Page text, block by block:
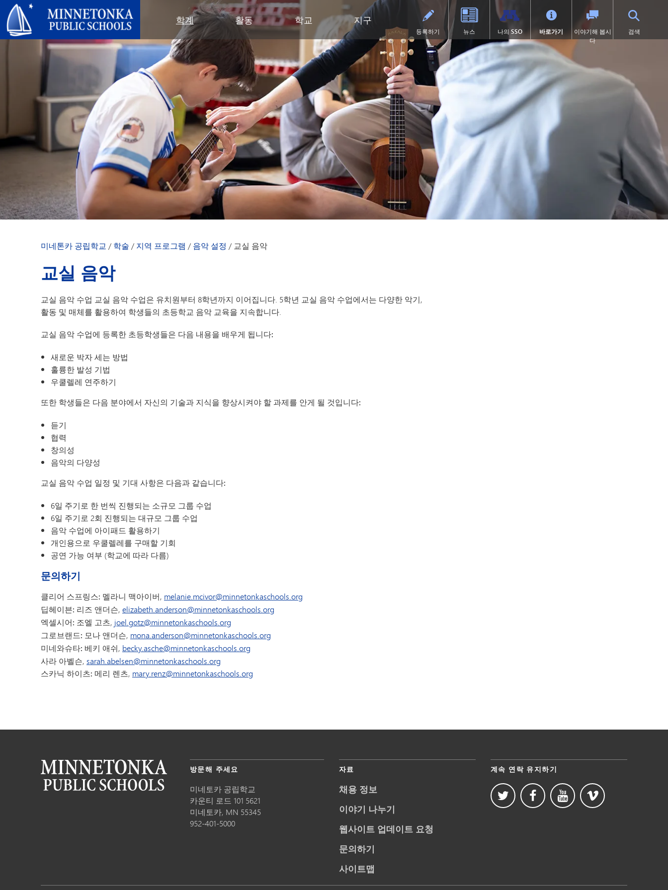
미네토카 공립학교
학계
지역 프로그램
심화 학습
컴퓨터 과학 및 코딩
디지털 헬스 & 웰니스
언어 몰입 교육
음악 설정
네비게이터 프로그램
올베우스(OLWEUS) 학교 폭력 예
방
톤카 온라인
유아기
영유아 건강 검진
유아기 가족 교육(ECFE)
유아 특수교육 (ECSE)
주니어 익스플로러 어린이집
미네토카 유치원
초등부 (유치원~5학년)
교육 과정
초등학생용 웹 링크
초등학교 미술 교육
몰입형 교육 과정 (유치원~5학년)
Kindergarten at Minnetonka
문해력 증진 계획
고등학교 (9~12학년)
학술적 수상 내역
대학 선이수 과정(AP)
캡스톤
미술
졸업 요건
국제 바칼로레아(IB)
국제학
언어 몰입 교육 (9~12학년)
미네토카 연구소
주요 분야: 항공, 자동차, 건설
프로젝트 리드 더 웨이
선장 일지 | MHS 과정 안내서
톤카 온라인 (보충 자료)
중학교 (6~8학년)
학술적 수상 내역
강좌 안내
언어 몰입 교육 (6~8학년)
활동
전 학군
우수성 기념 행사
봉사 기념 행사
지역사회 교육
목표를 가진 육아
‘더 푸른 미래를 위한’ 재사용 및 재
활용 행사
톤카가 제공합니다
초등학교
지역 합창단
톤카 과외
청소년 역량 강화
청소년 여가 활동
활동 - MME
활동 - MMW
고등학교 활동
동아리 및 특별 활동
문의하기
미네토카 합창단(새 창/탭에서 열림)
미네토카 밴드(새 창/탭에서 열림)
미네토카 오케스트라(새 창/탭에서 열림)
미네토카 극장
(새 창/탭에서 열림)
등록
(새 창/탭에서 열림)
학생회
고등학교 체육
달력
시설
자주 묻는 질문
연락처
등록
(새 창/탭에서 열림)
스포츠
스포츠 소식
티켓
학교
지역사회 교육
미네토카 유치원 및 ECFE
탐험가 (보육)
청소년
성인 프로그램
행사
초등학교
클리어 스프링스 초등학교
딥헤이븐 초등학교
엑셀시어 초등학교
그로브랜드 초등학교
미네와슈타 초등학교
스케닉 하이츠 초등학교
중학교
동부 중학교
웨스트 중학교
고등학교
미네토카 고등학교
전환 교육
SAIL 전환 프로그램
이러닝
톤카 온라인
지구
리더십
연차 보고서
학군 정책
교육위원회
미네토카 학군 소개
지역 지도(새 창/탭에서 열림)
사명, 신념 및 비전
학부모 및 학생 안내서
자랑스러운 점
직원 명단
부서
예산 및 재무
입찰 및 제안서 모집
커뮤니케이션
시설 이용 및 대관
인사
영양 서비스
재학생 및 일반 모집
안전 및 보안
교육과 학습
기술
평가 및 검정
교통
파트너
후원회
사례
다이아몬드 클럽(새 창/탭에서 열림)
가족 협력 프로그램
미네토카 동창회
미네토카 재단
스키퍼스 후원회
톤카 CARES
톤카 프라이드
프로그램
1:1 아이패드 정보
제504조
학교 폭력 예방
디지털 헬스 & 웰니스
영어 학습자 (EL)
보건 서비스
집에 갇힌
맥키니-벤토 지원 대상 학생
미네톤카 아메리칸 인디언 교육
프로그램
특수 교육
제1장
제9조
등록하기 뉴스 나의 SSO 바로가기
이야기해 봅시
다
검색
미네톤카 공립학교 / 학술 / 지역 프로그램 / 음악 설정 / 교실 음악
교실 음악
교실 음악 수업 교실 음악 수업은 유치원부터 8학년까지 이어집니다. 5학년 교실 음악 수업에서는 다양한 악기,
활동 및 매체를 활용하여 학생들의 초등학교 음악 교육을 지속합니다.
교실 음악 수업에 등록한 초등학생들은 다음 내용을 배우게 됩니다:
새로운 박자 세는 방법
훌륭한 발성 기법
우쿨렐레 연주하기
또한 학생들은 다음 분야에서 자신의 기술과 지식을 향상시켜야 할 과제를 안게 될 것입니다:
듣기
협력
창의성
음악의 다양성
교실 음악 수업 일정 및 기대 사항은 다음과 같습니다:
6일 주기로 한 번씩 진행되는 소규모 그룹 수업
6일 주기로 2회 진행되는 대규모 그룹 수업
음악 수업에 아이패드 활용하기
개인용으로 우쿨렐레를 구매할 기회
공연 가능 여부 (학교에 따라 다름)
문의하기
클리어 스프링스: 멜라니 맥아이버, melanie.mcivor@minnetonkaschools.org
딥헤이븐: 리즈 앤더슨, elizabeth.anderson@minnetonkaschools.org
엑셀시어: 조엘 고츠, joel.gotz@minnetonkaschools.org
그로브랜드: 모나 앤더슨, mona.anderson@minnetonkaschools.org
미네와슈타: 베키 애쉬, becky.asche@minnetonkaschools.org
사라 아벨슨, sarah.abelsen@minnetonkaschools.org
스카닉 하이츠: 메리 렌츠, mary.renz@minnetonkaschools.org
방문해 주세요
미네토카 공립학교
카운티 로드 101 5621
미네토카, MN 55345
952-401-5000
자료
채용 정보
이야기 나누기
웹사이트 업데이트 요청
문의하기
사이트맵
계속 연락 유지하기